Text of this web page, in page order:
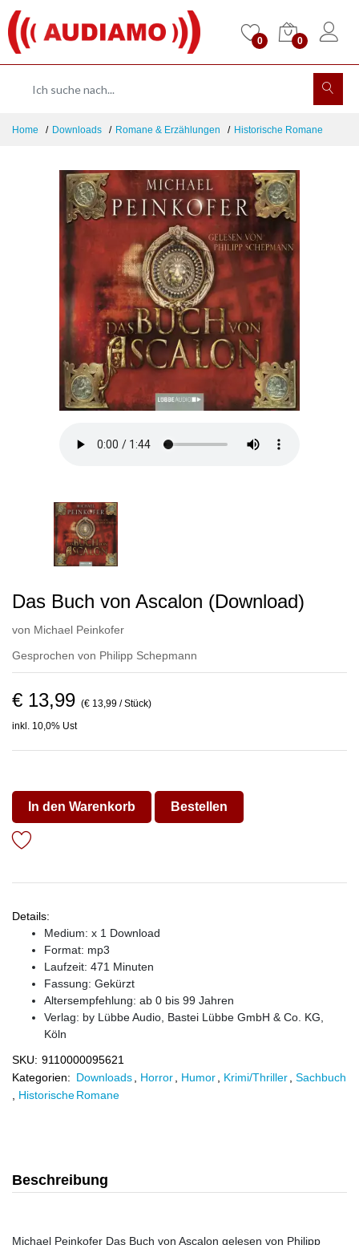
0 0
Home Downloads Romane & Erzählungen Historische Romane
Das Buch von Ascalon (Download)
von Michael Peinkofer
Gesprochen von Philipp Schepmann
€ 13,99 (€ 13,99 / Stück)
inkl. 10,0% Ust
In den Warenkorb Bestellen
Details:
Medium: x 1 Download
Format: mp3
Laufzeit: 471 Minuten
Fassung: Gekürzt
Altersempfehlung: ab 0 bis 99 Jahren
Verlag: by Lübbe Audio, Bastei Lübbe GmbH & Co. KG,
Köln
SKU: 9110000095621
Kategorien: Downloads Horror Humor Krimi/Thriller
Sachbuch
Historische Romane
Beschreibung
Michael Peinkofer Das Buch von Ascalon gelesen von Philipp